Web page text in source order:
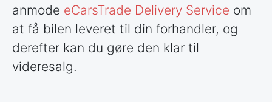
anmode eCarsTrade Delivery Service om
at få bilen leveret til din forhandler, og
derefter kan du gøre den klar til
videresalg.